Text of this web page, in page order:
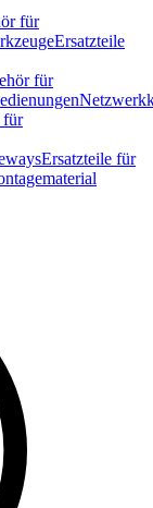
für
Ersatzteile
für
für
Ersatzteile für